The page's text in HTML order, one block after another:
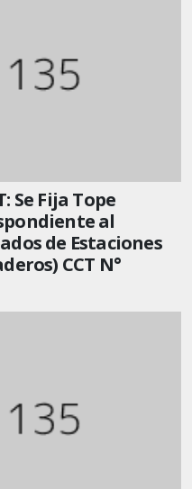
Se Fija Tope
al
de Estaciones
CCT N°